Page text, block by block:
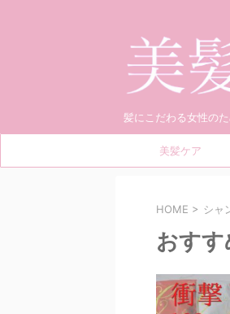
髪にこだわる女性の
美髪ケア
HOME > シャ
おす